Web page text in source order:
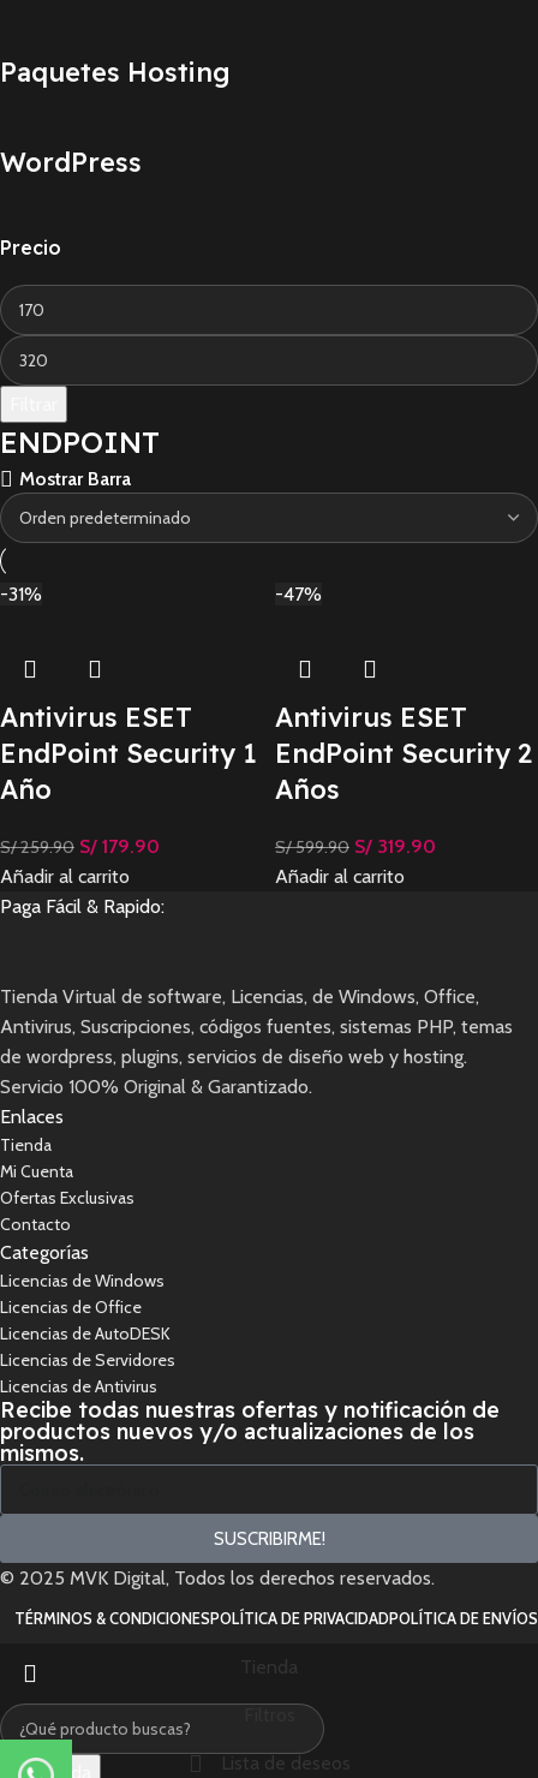
Paquetes Hosting
WordPress
Precio
ENDPOINT
Mostrar Barra
-31%
Antivirus ESET
EndPoint Security 1
Año
S/259.90 S/ 179.90
Añadir al carrito
-47%
Antivirus ESET
EndPoint Security 2
Años
S/599.90 S/ 319.90
Añadir al carrito
Paga Fácil & Rapido:
Tienda Virtual de software, Licencias, de Windows, Office,
Antivirus, Suscripciones, códigos fuentes, sistemas PHP, temas
de wordpress, plugins, servicios de diseño web y hosting.
Servicio 100% Original & Garantizado.
Enlaces
Tienda
Mi Cuenta
Ofertas Exclusivas
Contacto
Categorías
Licencias de Windows
Licencias de Office
Licencias de AutoDESK
Licencias de Servidores
Licencias de Antivirus
Recibe todas nuestras ofertas y notificación de
productos nuevos y/o actualizaciones de los
mismos.
SUSCRIBIRME!
© 2025 MVK Digital, Todos los derechos reservados.
TÉRMINOS & CONDICIONESPOLÍTICA DE PRIVACIDADPOLÍTICA DE ENVÍOS
Búsqueda
Tienda
Lista de deseos